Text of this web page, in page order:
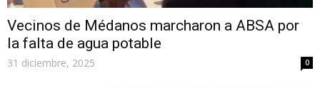
Vecinos de Médanos marcharon a ABSA por
la falta de agua potable
31 diciembre, 2025 0